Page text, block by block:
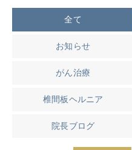
全て
お知らせ
がん治療
椎間板ヘルニア
院長ブログ